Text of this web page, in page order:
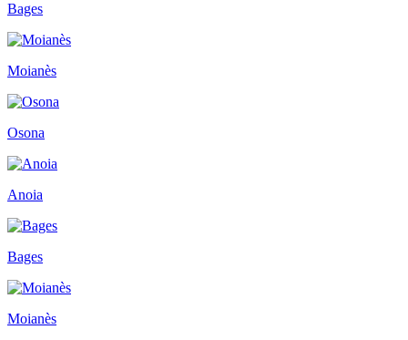
Bages
Moianès
Osona
Anoia
Bages
Moianès